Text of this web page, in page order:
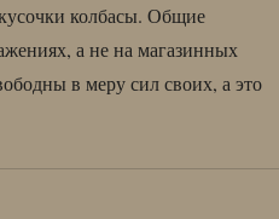
колбасы. Общие
а не на магазинных
в меру сил своих, а это